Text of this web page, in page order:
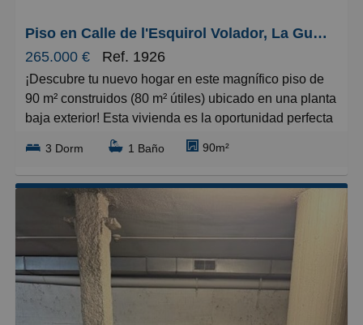
Piso en Calle de l'Esquirol Volador, La Guineueta
265.000 €
Ref. 1926
¡Descubre tu nuevo hogar en este magnífico piso de
90 m² construidos (80 m² útiles) ubicado en una planta
baja exterior! Esta vivienda es la oportunidad perfecta
para quien busca comodidad y funcionalidad.
El inmueble cuenta con 3 amplios dormitorios, siendo
2 de ellos dobles, con una de las habitaciones dobles
de generosos 16 m². Dispone de 1 baño completo de
3 piezas perfectamente equipado. La cocina está
totalmente equipada, lista para que disfrutes desde el
primer día. La calefacción garantiza tu confort durante
todo el año, manteniendo temperaturas ideales.
3 Dorm 1 Baño 90m²